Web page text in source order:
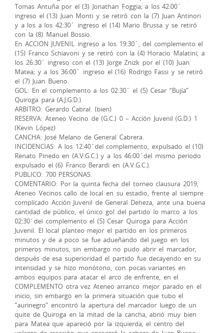
Tomas Antuña por el (3) Jonathan Foggia; a los 42:00´
ingreso el (13) Juan Monti y se retiró con la (7) Juan Antinori
y a los a los 42:30´ ingreso el (14) Mario Brussa y se retiró
con la (8) Manuel Bossio.
En ACCION JUVENIL ingreso a los 19:30´, del complemento el
(15) Franco Schiavoni y se retiró con la (4) Horacio Malatini; a
los 26:30´ ingreso con el (13) Jorge Znizk por el (10) Juan
Matea; y a los 36:00´ ingreso el (16) Rodrigo Fassi y se retiró
el (7) Juan Bueno.
GOL: En el complemento a los 02:30´ el (5) Cesar “Bujía”
Quiroga para (A.J.G.D.).
ARBITRO: Gerardo Cabral. (bien)
RESERVA: Ateneo Vecino de (G.C.) 0 – Acción Juvenil (G.D.) 1
(Kevin López)
CANCHA: José Melano de General Cabrera.
INCIDENCIAS: A los 12:40´del complemento, expulsado el (10)
Renato Pinedo en (A.V.G.C.) y a los 46:00´del mismo periodo
expulsado el (6) Franco Berardi en (A.V.G.C.).
PUBLICO: 700 PERSONAS.
COMENTARIO: Por la quinta fecha del torneo clausura 2019,
Ateneo Vecinos callo de local en su estadio, frente al siempre
complicado Acción Juvenil de General Deheza, ante una buena
cantidad de público, el único gol del partido lo marco a los
02:30´del complemento el (5) Cesar Quiroga para Acción
Juvenil. El local planteo mejor el partido en los primeros
minutos y de a poco se fue adueñando del juego en los
primeros minutos, sin embargo no pudo abrir el marcador,
después de esa superioridad el partido fue decayendo en su
intensidad y se hizo monótono, con pocas variantes en
ambos equipos para atacar el arco de enfrente, en el
COMPLEMENTO otra vez Ateneo arranco mejor parado en el
inicio, sin embargo en la primera situación que tubo el
“aurinegro” encontró la apertura del marcador luego de un
quite de Quiroga en la mitad de la cancha, abrió muy bien
para Matea que apareció por la izquierda, el centro del